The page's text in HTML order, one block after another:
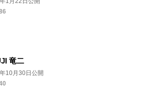
竜二
10月30日公開